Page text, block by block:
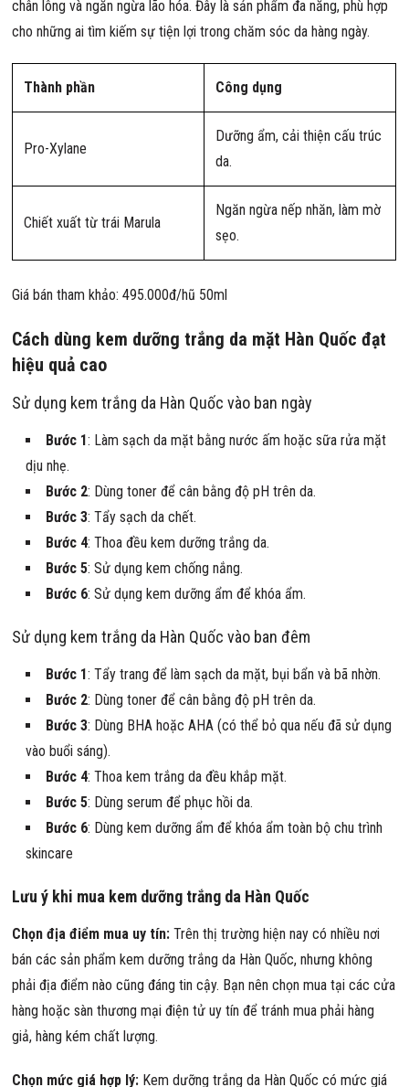
chân lông và ngăn ngừa lão hóa. Đây là sản phẩm đa năng, phù hợp
cho những ai tìm kiếm sự tiện lợi trong chăm sóc da hàng ngày.
Thành phần Công dụng
Pro-Xylane
Dưỡng ẩm, cải thiện cấu trúc
da.
Chiết xuất từ trái Marula
Ngăn ngừa nếp nhăn, làm mờ
sẹo.
Giá bán tham khảo: 495.000đ/hũ 50ml
Cách dùng kem dưỡng trắng da mặt Hàn Quốc đạt
hiệu quả cao
Sử dụng kem trắng da Hàn Quốc vào ban ngày
Bước 1: Làm sạch da mặt bằng nước ấm hoặc sữa rửa mặt
dịu nhẹ.
Bước 2: Dùng toner để cân bằng độ pH trên da.
Bước 3: Tẩy sạch da chết.
Bước 4: Thoa đều kem dưỡng trắng da.
Bước 5: Sử dụng kem chống nắng.
Bước 6: Sử dụng kem dưỡng ẩm để khóa ẩm.
Sử dụng kem trắng da Hàn Quốc vào ban đêm
Bước 1: Tẩy trang để làm sạch da mặt, bụi bẩn và bã nhờn.
Bước 2: Dùng toner để cân bằng độ pH trên da.
Bước 3: Dùng BHA hoặc AHA (có thể bỏ qua nếu đã sử dụng
vào buổi sáng).
Bước 4: Thoa kem trắng da đều khắp mặt.
Bước 5: Dùng serum để phục hồi da.
Bước 6: Dùng kem dưỡng ẩm để khóa ẩm toàn bộ chu trình
skincare
Lưu ý khi mua kem dưỡng trắng da Hàn Quốc
Chọn địa điểm mua uy tín: Trên thị trường hiện nay có nhiều nơi
bán các sản phẩm kem dưỡng trắng da Hàn Quốc, nhưng không
phải địa điểm nào cũng đáng tin cậy. Bạn nên chọn mua tại các cửa
hàng hoặc sàn thương mại điện tử uy tín để tránh mua phải hàng
giả, hàng kém chất lượng.
Chọn mức giá hợp lý: Kem dưỡng trắng da Hàn Quốc có mức giá